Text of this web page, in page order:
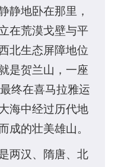
静地卧在那里，
在荒漠戈壁与平
北生态屏障地位
是贺兰山，一座
终在喜马拉雅运
海中经过历代地
成的壮美雄山。
两汉、隋唐、北